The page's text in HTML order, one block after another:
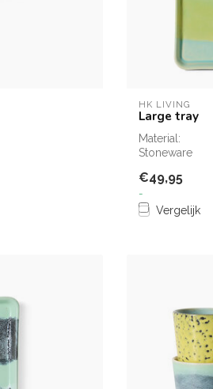
HK LIVING
Large tray
Material:
Stoneware
€49,95
-
Vergelijk